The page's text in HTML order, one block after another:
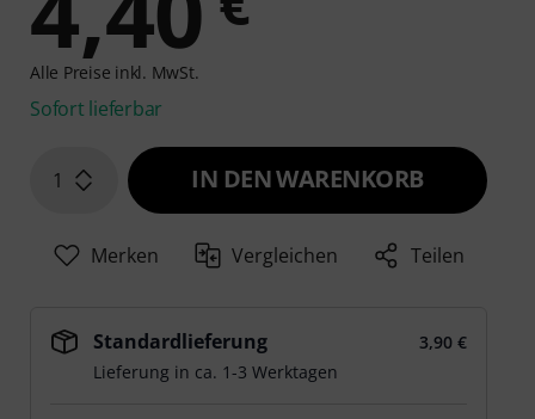
Alle Preise inkl. MwSt.
Sofort lieferbar
1 IN DEN WARENKORB
Merken Vergleichen Teilen
Standardlieferung
3,90 €
Lieferung in ca. 1-3 Werktagen